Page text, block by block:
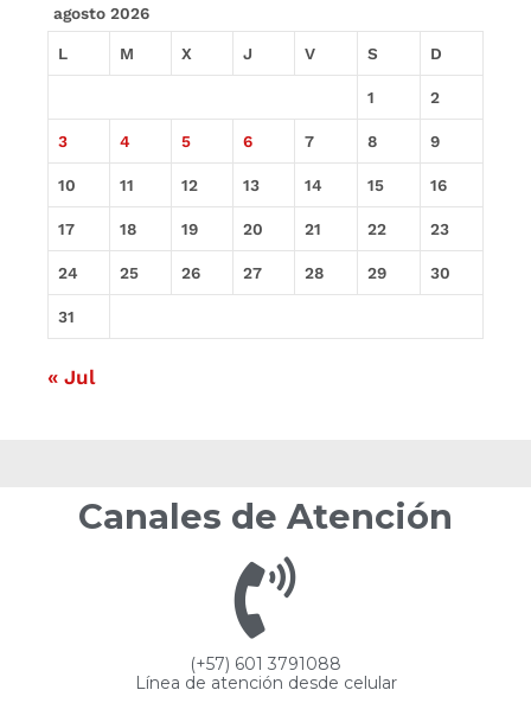
agosto 2026
L M X J V S D
1 2
3 4 5 6 7 8 9
10 11 12 13 14 15 16
17 18 19 20 21 22 23
24 25 26 27 28 29 30
31
« Jul
Canales de Atención
(+57) 601 3791088
Línea de atención desde celular